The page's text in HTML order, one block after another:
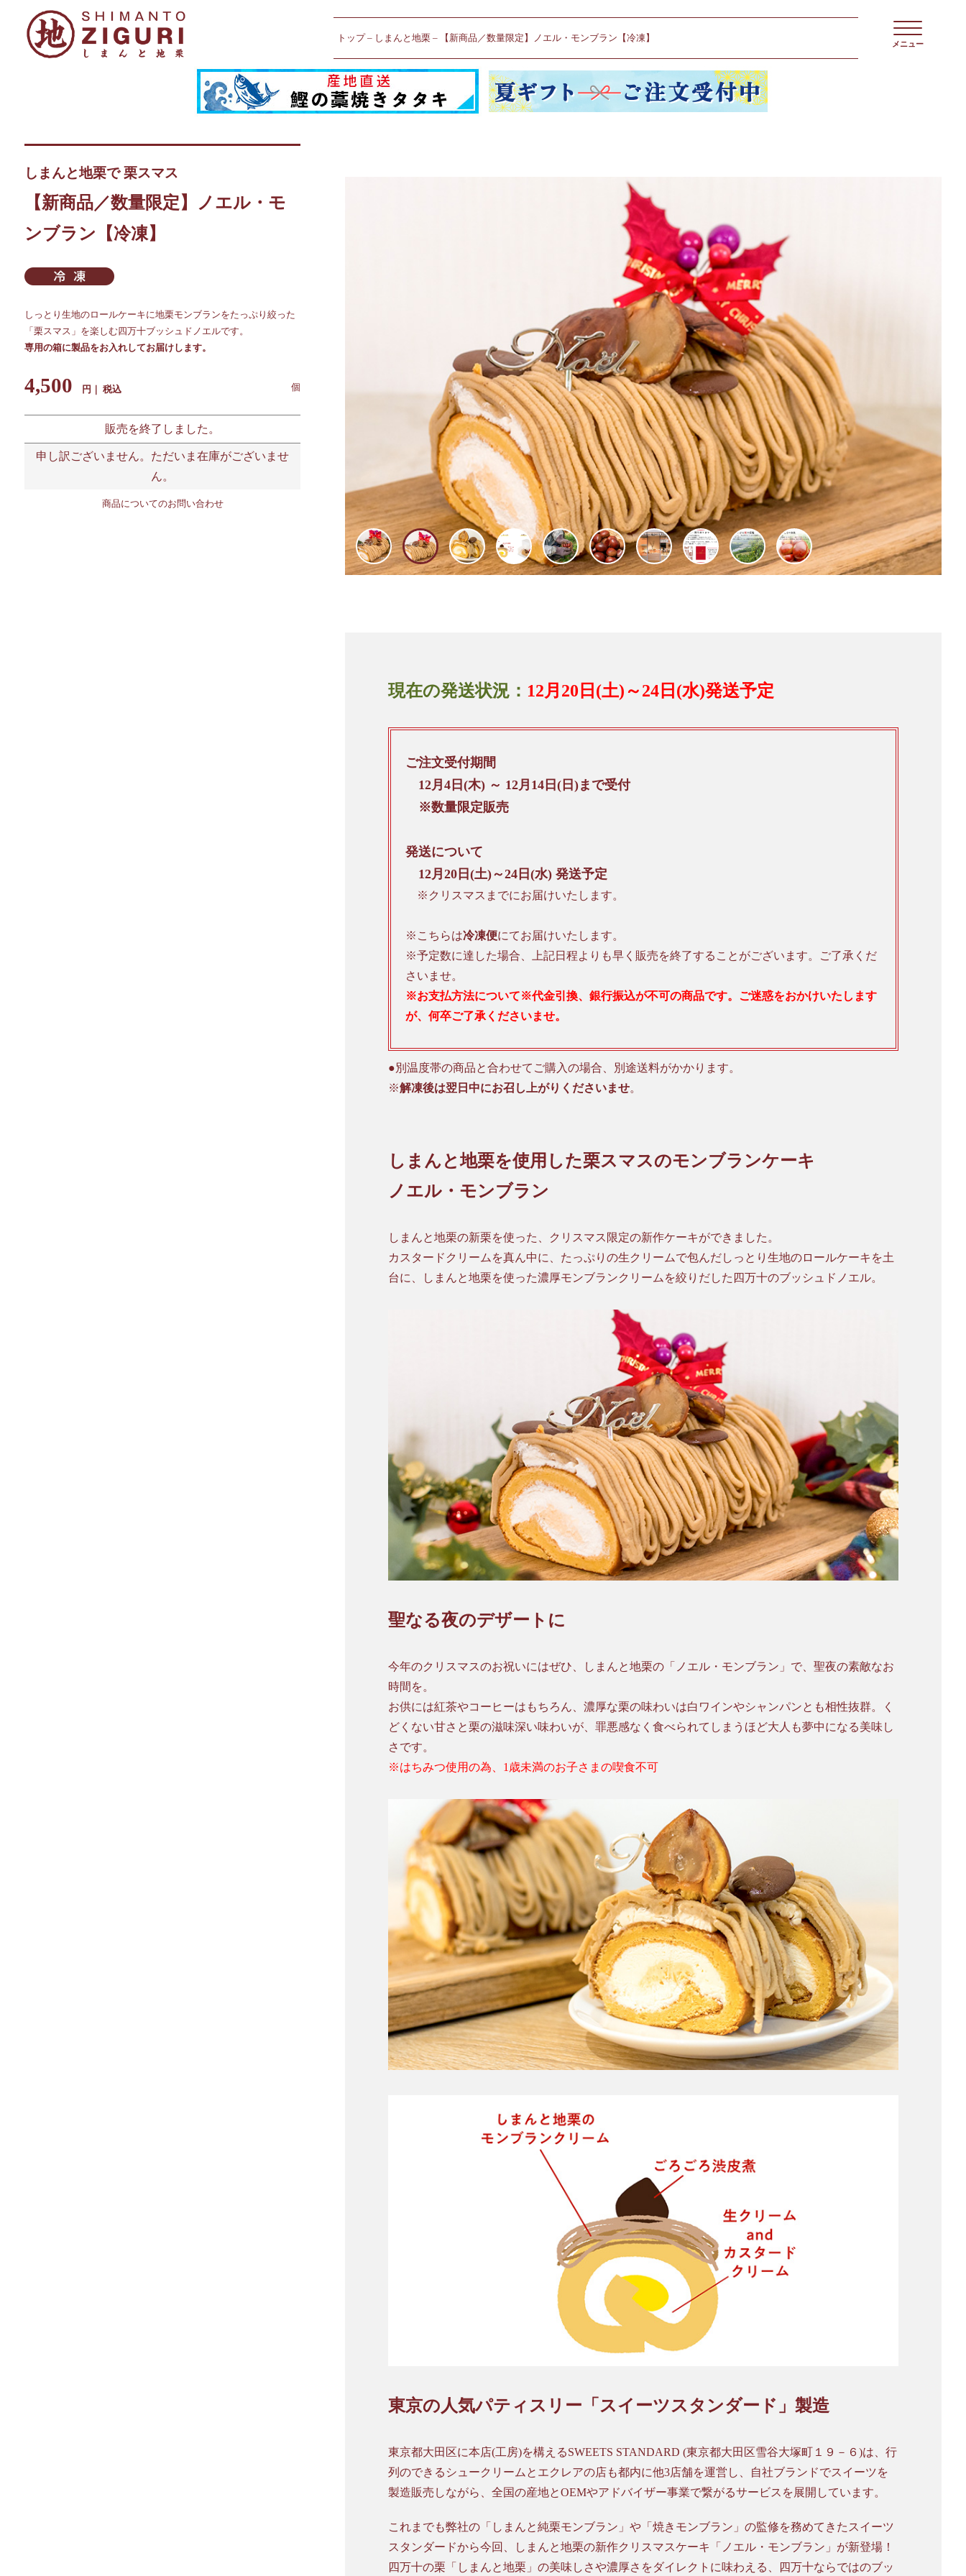
トップ しまんと地栗 【新商品／数量限定】ノエル・モンブラン【冷凍】
メニュー
しまんと地栗で 栗スマス
【新商品／数量限定】ノエル・モ
ンブラン【冷凍】
しっとり生地のロールケーキに地栗モンブランをたっぷり絞った
「栗スマス」を楽しむ四万十ブッシュドノエルです。
専用の箱に製品をお入れしてお届けします。
4,500 税込
販売を終了しました。
申し訳ございません。ただいま在庫がございませ
ん。
商品についてのお問い合わせ
現在の発送状況： 12月20日(土)～24日(水)発送予定
ご注文受付期間
12月4日(木) ～ 12月14日(日)まで受付
※数量限定販売
発送について
12月20日(土)～24日(水) 発送予定
※クリスマスまでにお届けいたします。
※こちらは冷凍便にてお届けいたします。
※予定数に達した場合、上記日程よりも早く販売を終了することがございます。ご了承くだ
さいませ。
※お支払方法について※代金引換、銀行振込が不可の商品です。ご迷惑をおかけいたします
が、何卒ご了承くださいませ。
●別温度帯の商品と合わせてご購入の場合、別途送料がかかります。
※解凍後は翌日中にお召し上がりくださいませ。
しまんと地栗を使用した栗スマスのモンブランケーキ
ノエル・モンブラン
しまんと地栗の新栗を使った、クリスマス限定の新作ケーキができました。
カスタードクリームを真ん中に、たっぷりの生クリームで包んだしっとり生地のロールケーキを土
台に、しまんと地栗を使った濃厚モンブランクリームを絞りだした四万十のブッシュドノエル。
聖なる夜のデザートに
今年のクリスマスのお祝いにはぜひ、しまんと地栗の「ノエル・モンブラン」で、聖夜の素敵なお
時間を。
お供には紅茶やコーヒーはもちろん、濃厚な栗の味わいは白ワインやシャンパンとも相性抜群。く
どくない甘さと栗の滋味深い味わいが、罪悪感なく食べられてしまうほど大人も夢中になる美味し
さです。
※はちみつ使用の為、1歳未満のお子さまの喫食不可
東京の人気パティスリー「スイーツスタンダード」製造
東京都大田区に本店(工房)を構えるSWEETS STANDARD (東京都大田区雪谷大塚町１９－６)は、行
列のできるシュークリームとエクレアの店も都内に他3店舗を運営し、自社ブランドでスイーツを
製造販売しながら、全国の産地とOEMやアドバイザー事業で繋がるサービスを展開しています。
これまでも弊社の「しまんと純栗モンブラン」や「焼きモンブラン」の監修を務めてきたスイーツ
スタンダードから今回、しまんと地栗の新作クリスマスケーキ「ノエル・モンブラン」が新登場！
四万十の栗「しまんと地栗」の美味しさや濃厚さをダイレクトに味わえる、四万十ならではのブッ